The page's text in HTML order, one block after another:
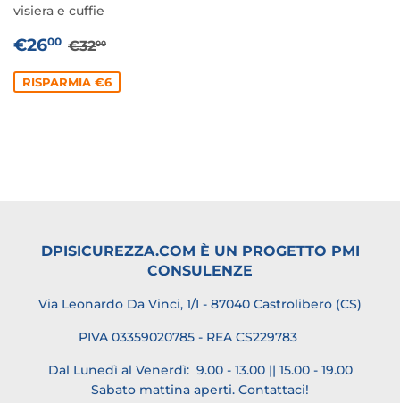
visiera e cuffie
PREZZO
€2600 €26,00
PREZZO DI LISTINO
€3200
RISPARMIA €6
DPISICUREZZA.COM È UN PROGETTO PMI
CONSULENZE
Via Leonardo Da Vinci, 1/I - 87040 Castrolibero (CS)
PIVA 03359020785 - REA CS229783
Dal Lunedì al Venerdì: 9.00 - 13.00 || 15.00 - 19.00
Sabato mattina aperti. Contattaci!